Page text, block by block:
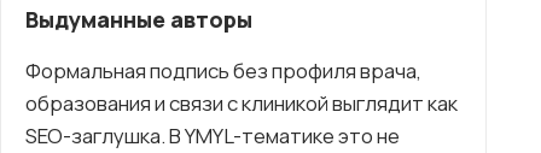
Выдуманные авторы
Формальная подпись без профиля врача,
образования и связи с клиникой выглядит как
SEO-заглушка. В YMYL-тематике это не